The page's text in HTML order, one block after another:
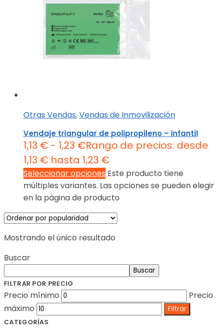
Otras Vendas,Vendas de Inmovilización
Vendaje triangular de polipropileno – infantil
1,13 € - 1,23 €Rango de precios: desde
1,13 € hasta 1,23 €
Seleccionar opciones Este producto tiene
múltiples variantes. Las opciones se pueden elegir
en la página de producto
Mostrando el único resultado
Buscar
Buscar
FILTRAR POR PRECIO
Precio mínimo
Precio
máximo
Filtrar
CATEGORÍAS